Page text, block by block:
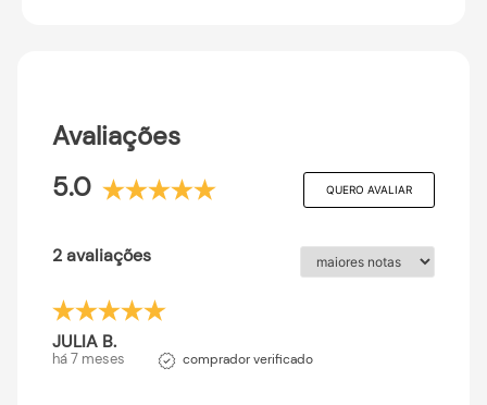
Avaliações
5.0
QUERO AVALIAR
2 avaliações
JULIA B.
há 7 meses comprador verificado